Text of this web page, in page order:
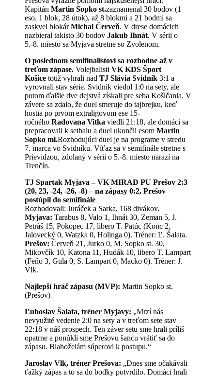
KapitánMartin Sopko st.zaznamenal 30 bodov (1
eso, 1 blok, 28 útok), až 8 blokmi a 21 bodmi sa
zaskvel blokárMichal Červeň. V drese domácich
nazbieral takisto 30 bodovJakub Ihnát. V sérii o
5.-8. miesto sa Myjava stretne so Zvolenom.
O poslednom semifinalistovi sa rozhodne až v
treťom zápase. VolejbalistiVK KDS Šport
Košice totiž vyhrali nadTJ Slávia Svidník 3:1 a
vyrovnali stav série. Svidník viedol 1:0 na sety, ale
potom ďalšie dve dejstvá získali pre seba Košičania. V
závere sa zdalo, že duel smeruje do tajbrejku, keď
hostia po prvom extraligovom ese 15-
ročnéhoRadovana Vitka viedli 21:18, ale domáci sa
prepracovali k setbalu a duel ukončil esomMartin
Sopko ml.Rozhodujúci duel je na programe v stredu
7. marca vo Svidníku. Víťaz sa v semifinále stretne s
Prievidzou, zdolaný v sérii o 5.-8. miesto narazí na
Trenčín.
TJ Spartak Myjava – VK MIRAD PU Prešov 2:3
(20, 23, -24, -26, -8) – na zápasy 0:2, Prešov
postúpil do semifinále
Rozhodovali: Juráček a Sarka, 168 divákov.
Myjava: Tarabus 8, Valo 1, Ihnát 30, Zeman 5, J.
Petráš 15, Pokopec 17, libero T. Patúc (Konc 2,
Jalovecký 0, Watzka 0, Holinga 0). Tréner: Ľ. Šalata.
Prešov: Červeň 21, Jurko 0, M. Sopko st. 30,
Mikovčík 10, Katona 11, Hudák 10, libero T. Lampart
(Feňo 3, Gula 0, S. Lampart 0, Macko 0). Tréner: J.
Vlk.
Najlepší hráč zápasu (MVP): Martin Sopko st.
(Prešov)
Ľuboslav Šalata, tréner Myjavy: „Mrzí nás
nevyužité vedenie 2:0 na sety a v treťom sete stav
22:18 v náš prospech. Ten záver setu sme hrali príliš
opatrne a ponúkli sme Prešovu šancu vrátiť sa do
zápasu. Blahoželám súperovi k postupu.“
Jaroslav Vlk, tréner Prešova: „Dnes sme očakávali
ťažký zápas a to sa do bodky potvrdilo. Domáci hrali